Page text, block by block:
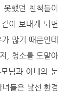
했던 친척들이
이 보내게 되면
많기 때문인데
, 청소를 도맡아
님과 아내의 눈
들은 낯선 환경